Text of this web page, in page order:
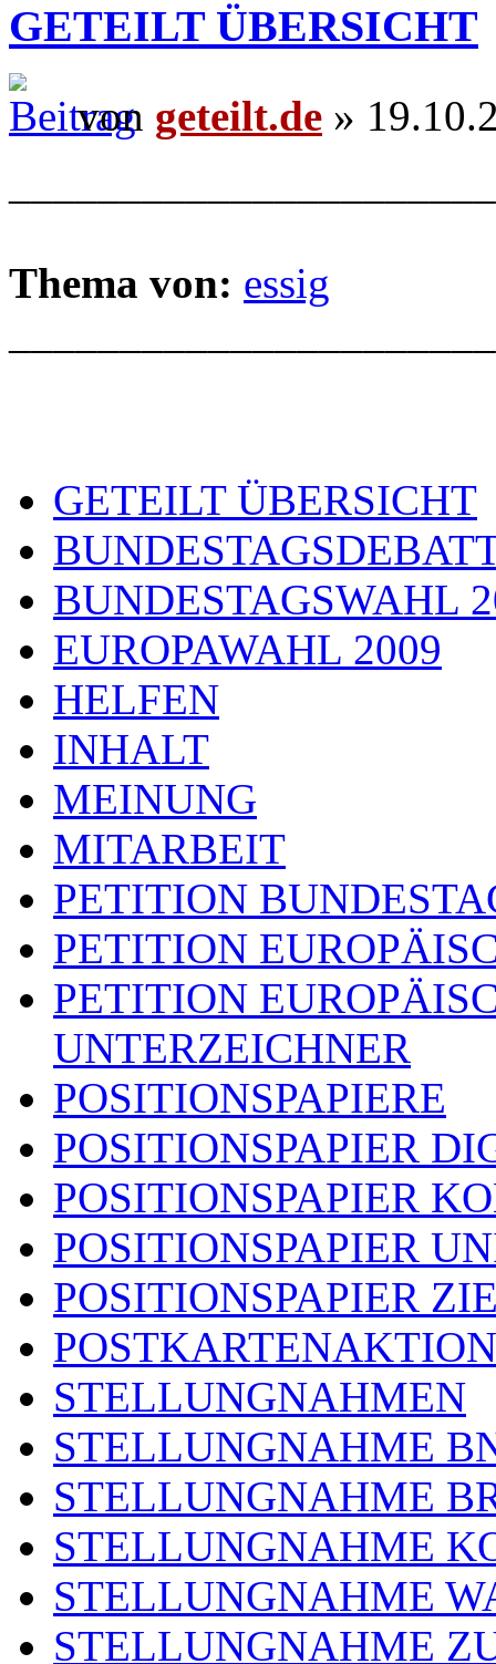
GETEILT ÜBERSICHT
von geteilt.de »
Thema von: essig
GETEILT ÜBERSICHT
BUNDESTAGSWAHL
EUROPAWAHL 2009
HELFEN
INHALT
MEINUNG
MITARBEIT
PETITION
PETITION
PETITION
UNTERZEICHNER
POSITIONSPAPIERE
POSITIONSPAPIER
POSITIONSPAPIER
POSITIONSPAPIER
POSITIONSPAPIER
POSTKARTENAKTION
STELLUNGNAHMEN
STELLUNGNAHME
STELLUNGNAHME
STELLUNGNAHME
STELLUNGNAHME
STELLUNGNAHME